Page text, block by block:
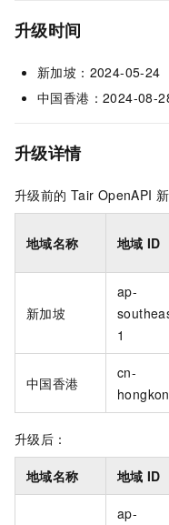
升级时间
新加坡：2024-05-24
中国香港：2024-08-
升级详情
升级前的 Tair OpenAPI
地域名称 地域 ID
新加坡
ap-
1
中国香港
cn-
升级后：
地域名称 地域 ID
ap-